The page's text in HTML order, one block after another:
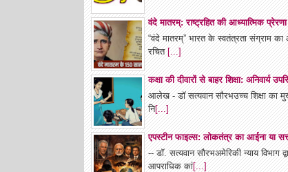
वंदे मातरम्: राष्ट्रहित की आध्यात्मिक प्रेरणा
“वंदे मातरम्” भारत के स्वतंत्रता संग्राम का
रचित[...]
कक्षा की दीवारों से बाहर शिक्षा: अनिवार्य
आलेख - डॉ सत्यवान सौरभउच्च शिक्षा का
नि[...]
एपस्टीन फाइल्स: लोकतंत्र का आईना या
-- डॉ. सत्यवान सौरभअमेरिकी न्याय विभाग
आपराधिक कां[...]